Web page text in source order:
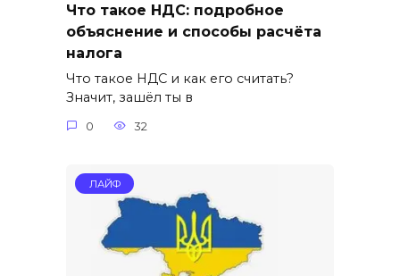
Что такое НДС: подробное
объяснение и способы расчёта
налога
Что такое НДС и как его считать?
Значит, зашёл ты в
0 32
ЛАЙФ